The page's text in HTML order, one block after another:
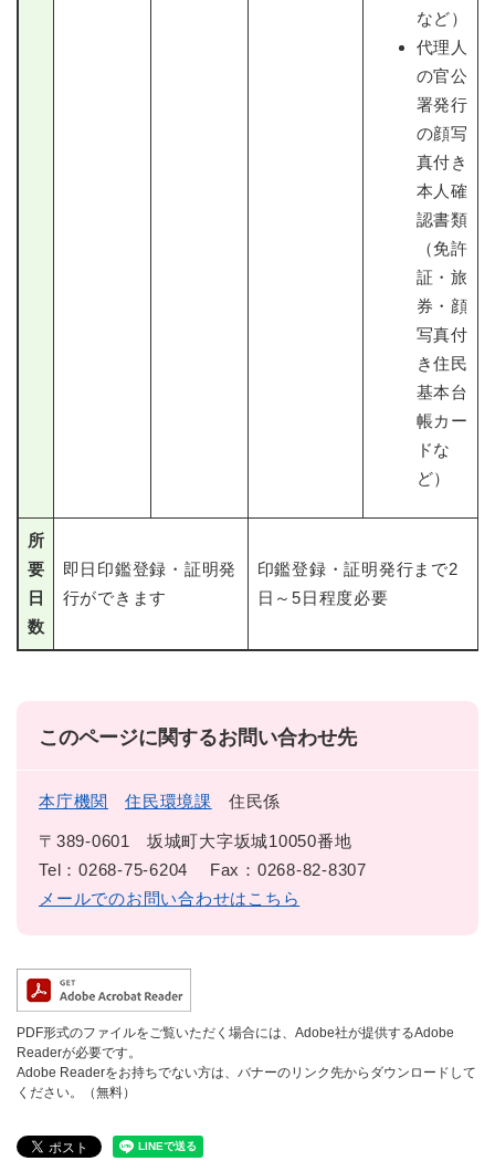
など）
代理人
の官公
署発行
の顔写
真付き
本人確
認書類
（免許
証・旅
券・顔
写真付
き住民
基本台
帳カー
ドな
ど）
所
要
日
数
即日印鑑登録・証明発
行ができます
印鑑登録・証明発行まで2
日～5日程度必要
このページに関するお問い合わせ先
本庁機関 住民環境課 住民係
〒389-0601
坂城町大字坂城10050番地
Tel：0268-75-6204
Fax：0268-82-8307
メールでのお問い合わせはこちら
PDF形式のファイルをご覧いただく場合には、Adobe社が提供するAdobe
Readerが必要です。
Adobe Readerをお持ちでない方は、バナーのリンク先からダウンロードして
ください。（無料）